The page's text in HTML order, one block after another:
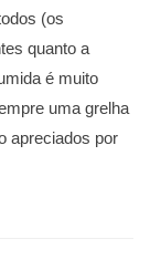
(os
quanto a
é muito
uma grelha
apreciados por